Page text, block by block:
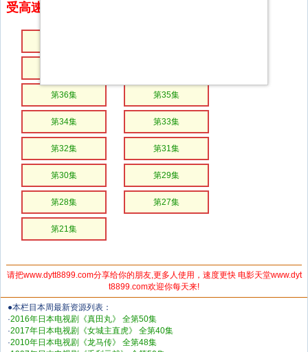
受高速下载和在线播放 专治迅雷无法下载
第36集 第35集
第34集 第33集
第32集 第31集
第30集 第29集
第28集 第27集
第21集
请把www.dytt8899.com分享给你的朋友,更多人使用，速度更快 电影天堂www.dyt
t8899.com欢迎你每天来!
●本栏目本周最新资源列表：
·2016年日本电视剧《真田丸》 全第50集
·2017年日本电视剧《女城主直虎》 全第40集
·2010年日本电视剧《龙马传》 全第48集